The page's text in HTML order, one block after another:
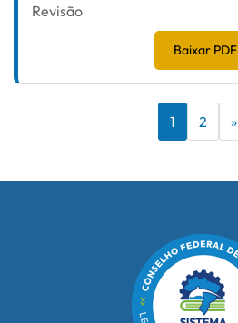
Revisão
Baixar PDF
1 2 »